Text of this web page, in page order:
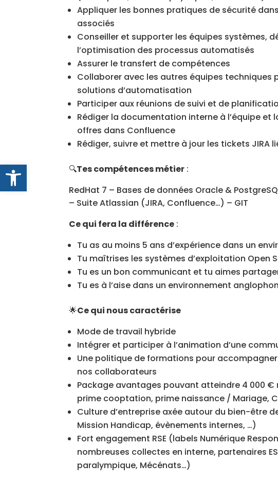
Appliquer les bonnes pratiques de sécurité
associés
Conseiller et supporter les équipes systèmes,
l’optimisation des processus automatisés
Assurer le transfert de compétences
Collaborer avec les autres équipes techniques
solutions d’automatisation
Participer aux réunions de suivi et de
Rédiger la documentation interne à l’équipe
offres dans Confluence
Rédiger, suivre et mettre à jour les tickets JIRA
🔍Tes compétences métier :
RedHat 7 – Bases de données Oracle &
– Suite Atlassian (JIRA, Confluence…) – GIT
Ce qui fera la différence :
Tu as au moins 5 ans d’expérience dans un
Tu maîtrises les systèmes d’exploitation Open
Tu es un bon communicant et tu aimes
Tu es à l’aise dans un environnement
🌟Ce qui nous caractérise
Mode de travail hybride
Intégrer et participer à l’animation d’une
Une politique de formations pour
nos collaborateurs
Package avantages pouvant atteindre 4 000 €
prime cooptation, prime naissance / Mariage,
Culture d’entreprise axée autour du bien-être
Mission Handicap, évènements internes, …)
Fort engagement RSE (labels Numérique
nombreuses collectes en interne, partenaires
paralympique, Mécénats…)
Ouvrir la barre d’outils